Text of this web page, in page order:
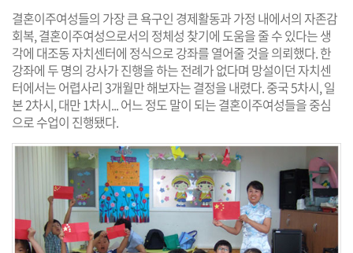
결혼이주여성들의 가장 큰 욕구인 경제활동과 가정 내에서의 자존감
회복, 결혼이주여성으로서의 정체성 찾기에 도움을 줄 수 있다는 생
각에 대조동 자치센터에 정식으로 강좌를 열어줄 것을 의뢰했다. 한
강좌에 두 명의 강사가 진행을 하는 전례가 없다며 망설이던 자치센
터에서는 어렵사리 3개월만 해보자는 결정을 내렸다. 중국 5차시, 일
본 2차시, 대만 1차시... 어느 정도 말이 되는 결혼이주여성들을 중심
으로 수업이 진행됐다.